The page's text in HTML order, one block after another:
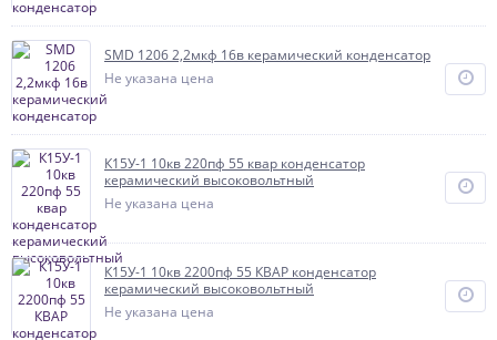
SMD 1206 2,2мкф 16в керамический конденсатор
Не указана цена
К15У-1 10кв 220пф 55 квар конденсатор
керамический высоковольтный
Не указана цена
К15У-1 10кв 2200пф 55 КВАР конденсатор
керамический высоковольтный
Не указана цена